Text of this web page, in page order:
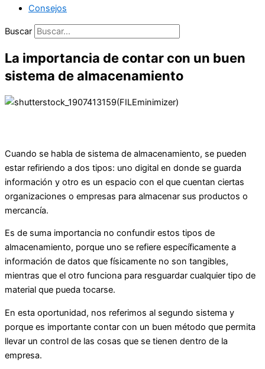
Consejos
Buscar
La importancia de contar con un buen
sistema de almacenamiento
Cuando se habla de sistema de almacenamiento, se pueden
estar refiriendo a dos tipos: uno digital en donde se guarda
información y otro es un espacio con el que cuentan ciertas
organizaciones o empresas para almacenar sus productos o
mercancía.
Es de suma importancia no confundir estos tipos de
almacenamiento, porque uno se refiere específicamente a
información de datos que físicamente no son tangibles,
mientras que el otro funciona para resguardar cualquier tipo de
material que pueda tocarse.
En esta oportunidad, nos referimos al segundo sistema y
porque es importante contar con un buen método que permita
llevar un control de las cosas que se tienen dentro de la
empresa.